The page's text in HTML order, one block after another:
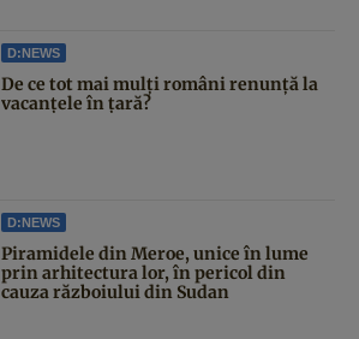
D:NEWS
De ce tot mai mulți români renunță la
vacanțele în țară?
D:NEWS
Piramidele din Meroe, unice în lume
prin arhitectura lor, în pericol din
cauza războiului din Sudan